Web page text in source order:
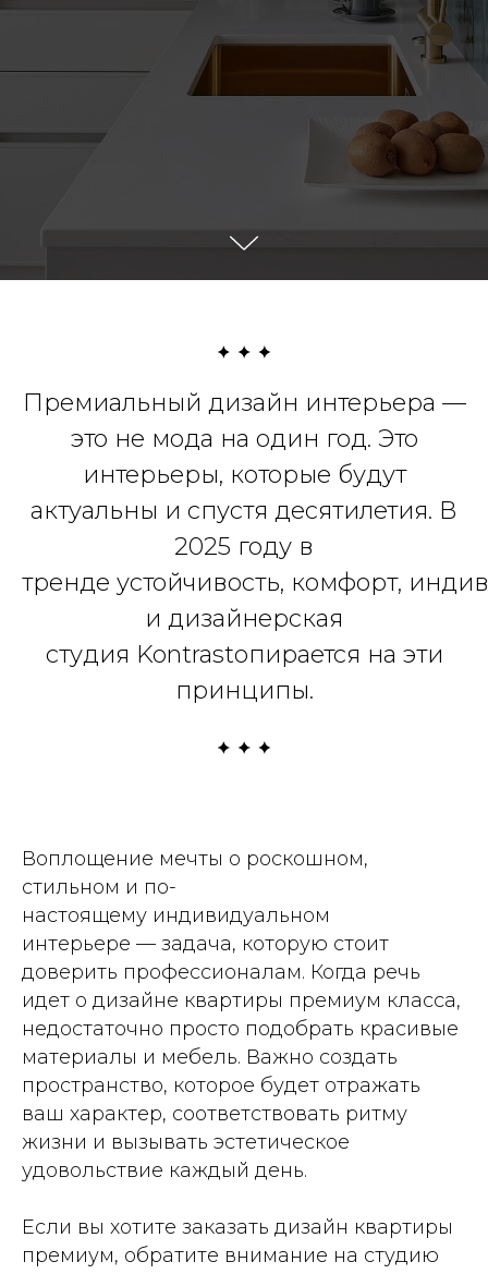
Премиальный дизайн интерьера —
это не мода на один год. Это
интерьеры, которые будут
актуальны и спустя десятилетия. В
2025 году в
тренде устойчивость, комфорт,
и дизайнерская
студия Kontrastопирается на эти
принципы.
Воплощение мечты о роскошном,
стильном и по-
настоящему индивидуальном
интерьере — задача, которую стоит
доверить профессионалам. Когда речь
идет о дизайне квартиры премиум класса,
недостаточно просто подобрать красивые
материалы и мебель. Важно создать
пространство, которое будет отражать
ваш характер, соответствовать ритму
жизни и вызывать эстетическое
удовольствие каждый день.
Если вы хотите заказать дизайн квартиры
премиум, обратите внимание на студию